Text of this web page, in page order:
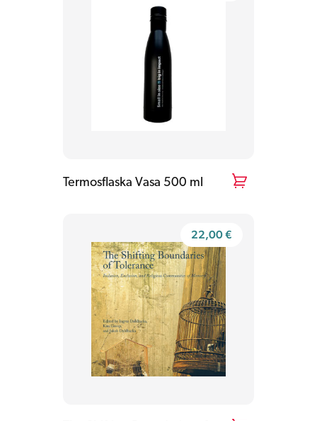
Termosflaska Vasa 500 ml
22,00€